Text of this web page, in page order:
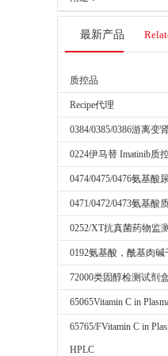
最新产品
质控品
Recipe代理
0384/0385/0386游离变
0224伊马替 Imatinib质
0474/0475/0476氨基酸
0471/0472/0473氨基酸
0252/XT抗真菌药物监
0192氨基酸，酰基肉
72000类固醇检测试剂
65065Vitamin C in
65765/FVitamin C in
HPLC